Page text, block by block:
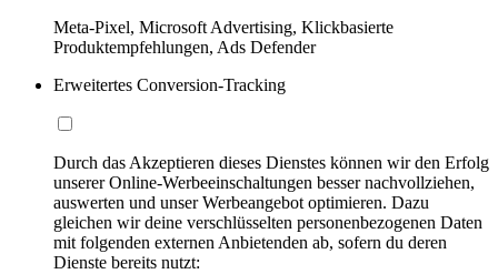
Meta-Pixel, Microsoft Advertising, Klickbasierte
Produktempfehlungen, Ads Defender
Erweitertes Conversion-Tracking
Durch das Akzeptieren dieses Dienstes können wir den Erfolg
unserer Online-Werbeeinschaltungen besser nachvollziehen,
auswerten und unser Werbeangebot optimieren. Dazu
gleichen wir deine verschlüsselten personenbezogenen Daten
mit folgenden externen Anbietenden ab, sofern du deren
Dienste bereits nutzt: